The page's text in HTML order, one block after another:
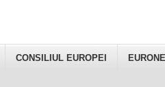
CONSILIUL EUROPEI